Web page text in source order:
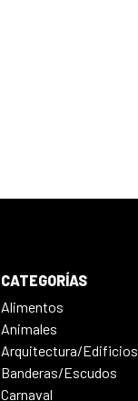
CATEGORÍAS
Alimentos
Animales
Arquitectura/Edificios
Banderas/Escudos
Carnaval